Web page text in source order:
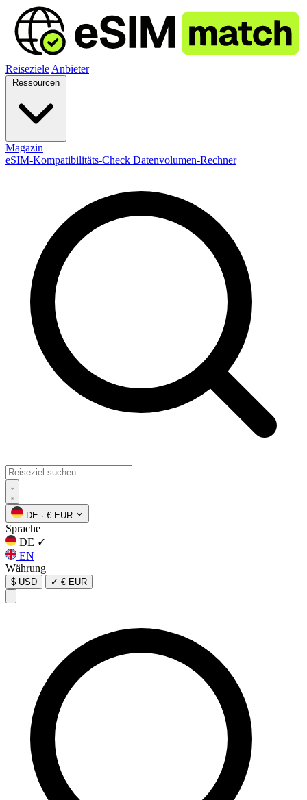
Reiseziele Anbieter
Magazin
eSIM-Kompatibilitäts-Check Datenvolumen-Rechner
DE · € EUR
Sprache
DE ✓
EN
Währung
$ USD ✓ € EUR